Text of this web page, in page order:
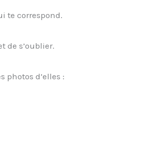
te correspond.
de s’oublier.
photos d’elles :